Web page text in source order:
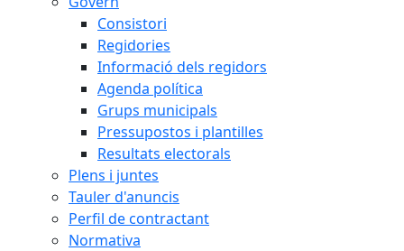
Consistori
Regidories
Informació dels regidors
Agenda política
Grups municipals
Pressupostos i plantilles
Resultats electorals
Plens i juntes
Tauler d'anuncis
Perfil de contractant
Normativa